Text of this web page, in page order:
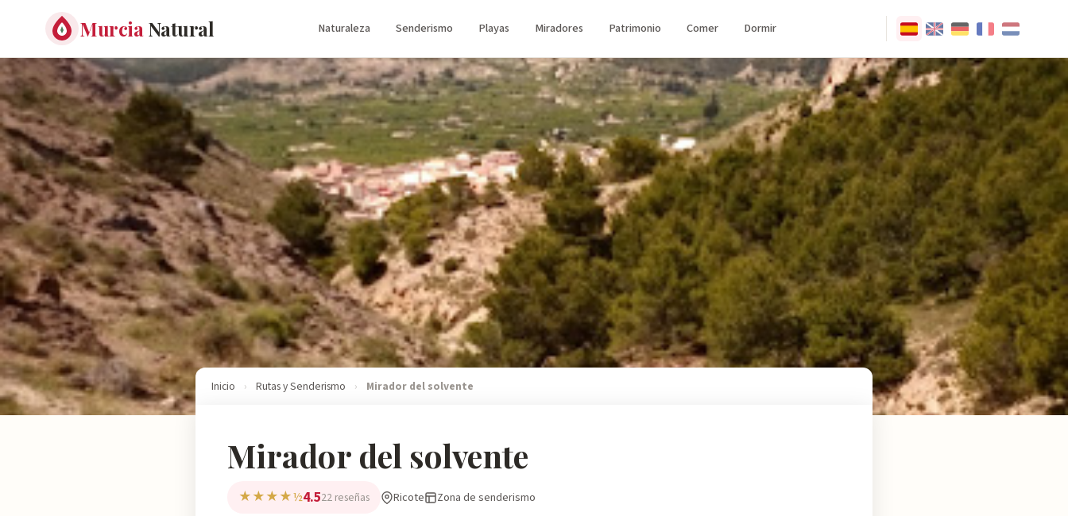
Murcia Natural Naturaleza Senderismo Playas Miradores Patrimonio Comer Dormir
Inicio › Rutas y Senderismo › Mirador del solvente
Mirador del solvente
★★★★½4.522 reseñas Ricote Zona de senderismo